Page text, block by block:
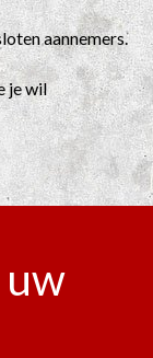
aannemers.
je wil
uw